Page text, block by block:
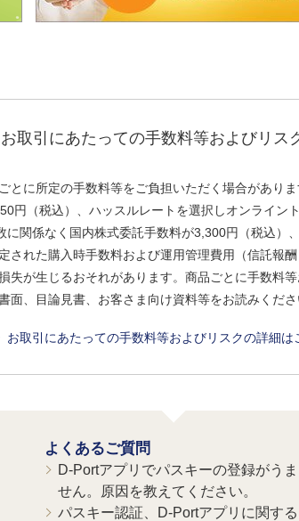
お取引にあたっての手数料等およびリス
とに所定の手数料等をご負担いただく場合があり
円（税込）、ハッスルレートを選択しオンライン
関係なく国内株式委託手数料が3,300円（税込）
された購入時手数料および運用管理費用（信託報酬
失が生じるおそれがあります。商品ごとに手数料
、目論見書、お客さま向け資料等をお読みくださ
お取引にあたっての手数料等およびリスクの詳細は
よくあるご質問
D-Portアプリでパスキーの登録がう
せん。原因を教えてください。
パスキー認証、D-Portアプリに関する